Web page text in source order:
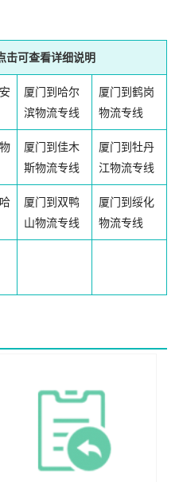
击可查看详细说明
厦门到哈尔
滨物流专线
厦门到鹤岗
物流专线
厦门到佳木
斯物流专线
厦门到牡丹
江物流专线
厦门到双鸭
山物流专线
厦门到绥化
物流专线